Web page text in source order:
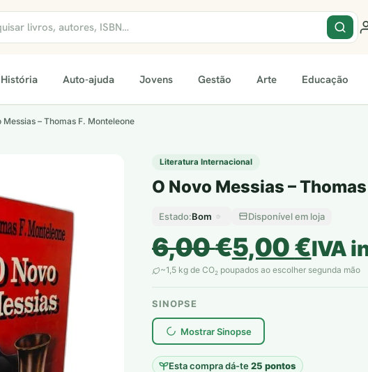
História Auto-ajuda Jovens Gestão Arte Educação
Messias – Thomas F. Monteleone
Literatura Internacional
O Novo Messias –
Estado:Bom Disponível em loja
6,00€
O
preço
original
era:
6,00 €.
5,00€
O
preço
atual
é:
5,00 €.
IVA
~1,5 kg de CO2 poupados ao escolher segunda mão
SINOPSE
Mostrar Sinopse
Esta compra dá-te25 pontos
plantar árvores reais